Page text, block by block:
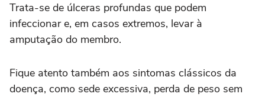
Trata-se de úlceras profundas que podem
infeccionar e, em casos extremos, levar à
amputação do membro.
Fique atento também aos sintomas clássicos da
doença, como sede excessiva, perda de peso sem